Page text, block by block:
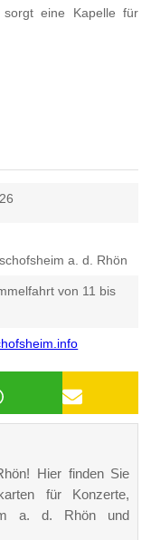
sorgt eine Kapelle für
a. d. Rhön
von 11 bis
Hier finden Sie
für Konzerte,
a. d. Rhön und